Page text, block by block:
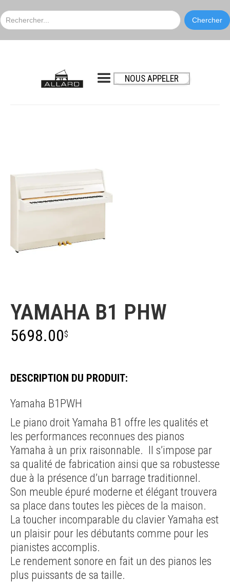
NOUS APPELER
YAMAHA B1 PHW
5698.00$
DESCRIPTION DU PRODUIT:
Yamaha B1PWH
Le piano droit Yamaha B1 offre les qualités et
les performances reconnues des pianos
Yamaha à un prix raisonnable. Il s’impose par
sa qualité de fabrication ainsi que sa robustesse
due à la présence d’un barrage traditionnel.
Son meuble épuré moderne et élégant trouvera
sa place dans toutes les pièces de la maison.
La toucher incomparable du clavier Yamaha est
un plaisir pour les débutants comme pour les
pianistes accomplis.
Le rendement sonore en fait un des pianos les
plus puissants de sa taille.